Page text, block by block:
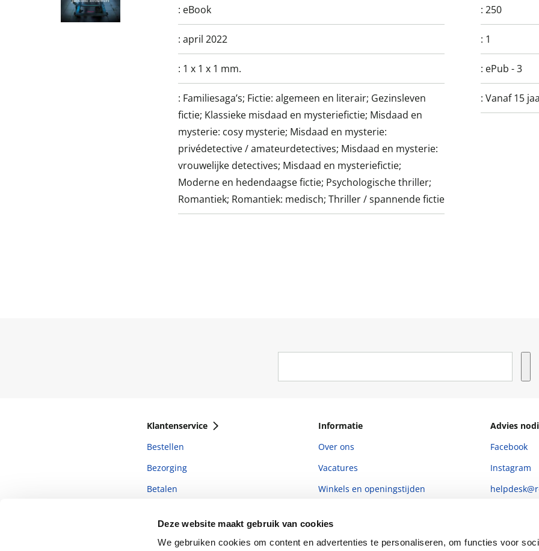
Deze website maakt gebruik van cookies
We gebruiken cookies om content en advertenties te personaliseren, om functies voor
: eBook :250
: april 2022 : 1
: 1 x 1 x 1 mm. : ePub - 3
: Familiesaga’s; Fictie: algemeen en literair; Gezinsleven
fictie; Klassieke misdaad en mysteriefictie; Misdaad en
mysterie: cosy mysterie; Misdaad en mysterie:
privédetective / amateurdetectives; Misdaad en mysterie:
vrouwelijke detectives; Misdaad en mysteriefictie;
Moderne en hedendaagse fictie; Psychologische thriller;
Romantiek; Romantiek: medisch; Thriller / spannende fictie
:Vanaf 15
Klantenservice
Bestellen
Bezorging
Betalen
Veelgestelde vragen
Informatie
Over ons
Vacatures
Winkels en openingstijden
Ondernemer worden
Advies
Facebook
Instagram